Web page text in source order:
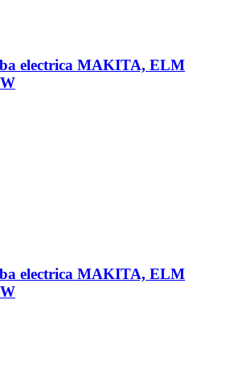
electrica MAKITA, ELM
electrica MAKITA, ELM